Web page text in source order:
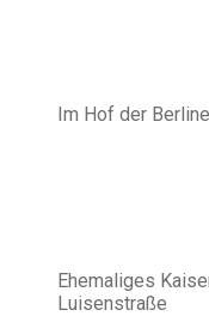
Im Hof der
Ehemaliges
Luisenstraße